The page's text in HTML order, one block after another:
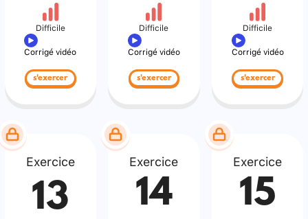
Difficile
Corrigé vidéo
s'exercer
Difficile
Corrigé vidéo
s'exercer
Difficile
Corrigé vidéo
s'exercer
Exercice
13
Exercice
14
Exercice
15